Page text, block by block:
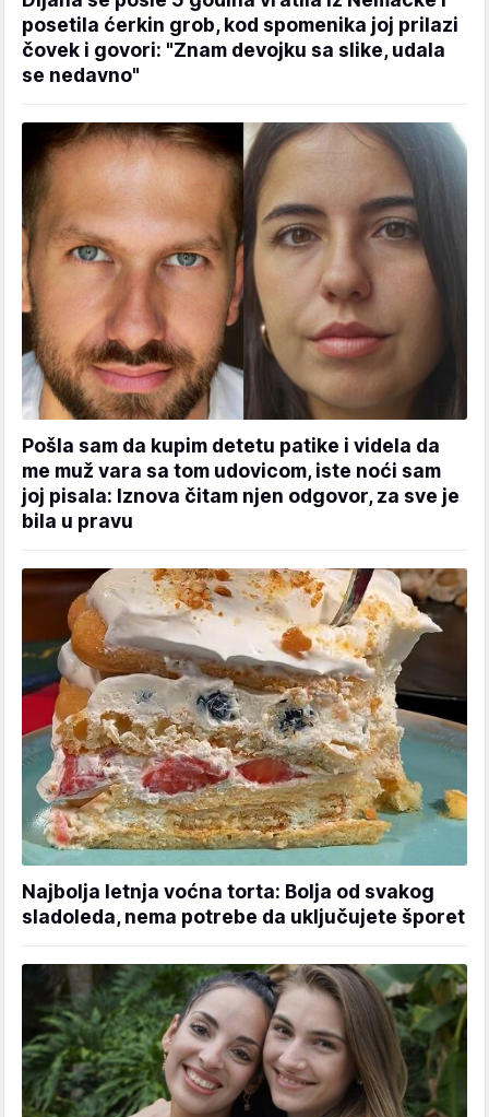
posetila ćerkin grob, kod spomenika joj prilazi
čovek i govori: "Znam devojku sa slike, udala
se nedavno"
Pošla sam da kupim detetu patike i videla da
me muž vara sa tom udovicom, iste noći sam
joj pisala: Iznova čitam njen odgovor, za sve je
bila u pravu
Najbolja letnja voćna torta: Bolja od svakog
sladoleda, nema potrebe da uključujete šporet